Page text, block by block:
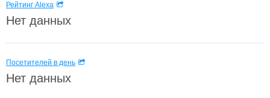
Рейтинг Alexa
Нет данных
Посетителей в день
Нет данных